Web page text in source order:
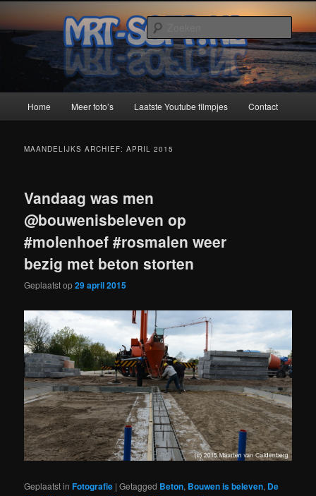
naar
primaire
naar
secundaireMRT-Soft
Home Meer foto’s Laatste Youtube filmpjes Contact
MAANDELIJKS ARCHIEF:APRIL 2015
Vandaag was men
@bouwenisbeleven op
#molenhoef #rosmalen weer
bezig met beton storten
Geplaatst op29 april 2015
Geplaatst in Fotografie |Getagged Beton, Bouwen is beleven, De